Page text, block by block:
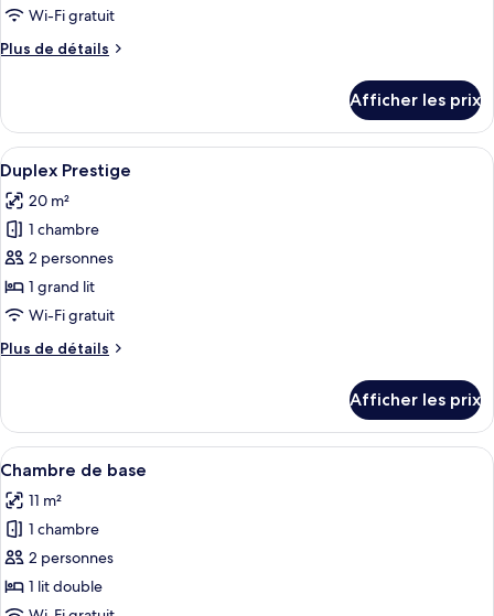
de
chambre :
Suite
Wi-Fi gratuit
Plus de détails
Plus
Suite
panoramique,
terrasse
Afficher les prix
Afficher
toutes
les
photos
pour
ce
type
chambre :
Une chambre d’hôtel équipée d’un
5
Duplex Prestige
20 m²
1 chambre
2 personnes
1 grand lit
Wi-Fi gratuit
Plus de détails
Plus
Duplex
Prestige
Afficher les prix
Afficher
toutes
les
photos
pour
ce
type
Une chambre d’hôtel avec un lit, un
4
Chambre de base
11 m²
1 chambre
2 personnes
1 lit double